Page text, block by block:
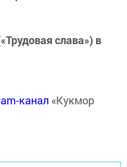
слава») в
канал «Кукмор